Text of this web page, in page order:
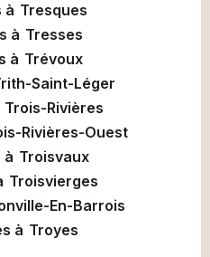
à Tresques
à Tresses
à Trévoux
Saint-Léger
Trois-Rivières
Rivières-Ouest
à Troisvaux
Troisvierges
En-Barrois
à Troyes